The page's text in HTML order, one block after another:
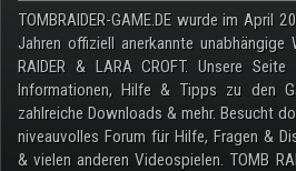
TOMBRAIDER-GAME.DE wurde im April
Jahren offiziell anerkannte unabhängige
RAIDER & LARA CROFT. Unsere
Informationen, Hilfe & Tipps zu den
zahlreiche Downloads & mehr. Besucht
niveauvolles Forum für Hilfe, Fragen &
& vielen anderen Videospielen. TOMB